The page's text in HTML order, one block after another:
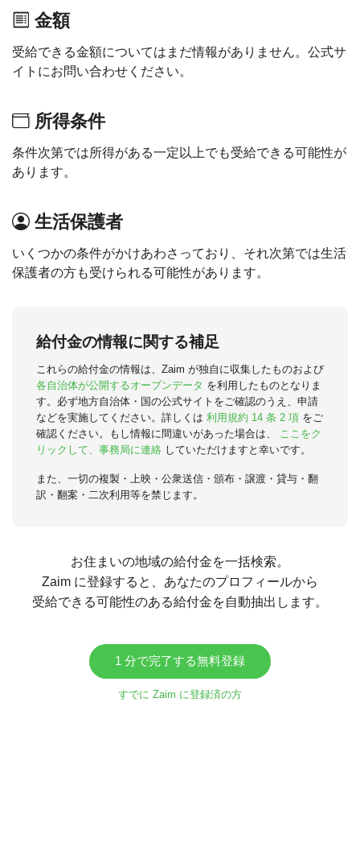
金額
受給できる金額についてはまだ情報がありません。公式サ
イトにお問い合わせください。
所得条件
条件次第では所得がある一定以上でも受給できる可能性が
あります。
生活保護者
いくつかの条件がかけあわさっており、それ次第では生活
保護者の方も受けられる可能性があります。
給付金の情報に関する補足
これらの給付金の情報は、Zaim が独自に収集したものおよび
各自治体が公開するオープンデータ を利用したものとなりま
す。必ず地方自治体・国の公式サイトをご確認のうえ、申請
などを実施してください。詳しくは 利用規約 14 条 2 項 をご
確認ください。もし情報に間違いがあった場合は、
ここをク
リックして、事務局に連絡 していただけますと幸いです。
また、一切の複製・上映・公衆送信・頒布・譲渡・貸与・翻
訳・翻案・二次利用等を禁じます。
お住まいの地域の給付金を一括検索。
Zaim に登録すると、あなたのプロフィールから
受給できる可能性のある給付金を自動抽出します。
1 分で完了する無料登録
すでに Zaim に登録済の方